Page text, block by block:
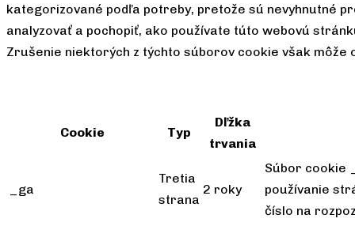
kategorizované podľa potreby, pretože sú nevyhnutné
analyzovať a pochopiť, ako používate túto webovú
Zrušenie niektorých z týchto súborov cookie však môže
Cookie Typ
Dľžka
trvania
_ga
Tretia
strana
2 roky
Súbor cookie
používanie
číslo na